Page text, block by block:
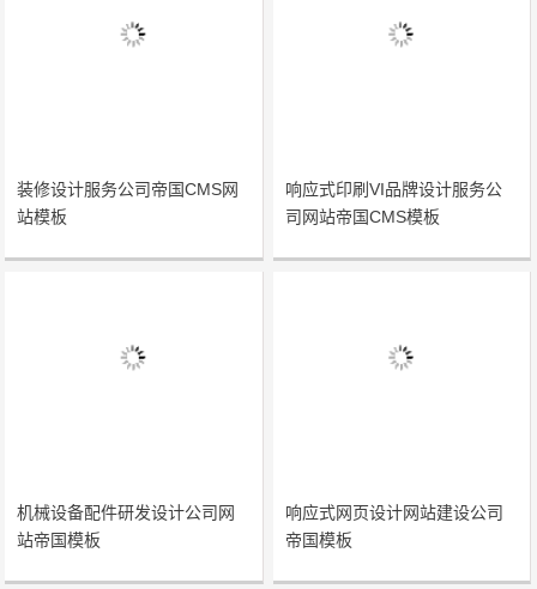
装修设计服务公司帝国CMS网
站模板
响应式印刷VI品牌设计服务公
司网站帝国CMS模板
机械设备配件研发设计公司网
站帝国模板
响应式网页设计网站建设公司
帝国模板